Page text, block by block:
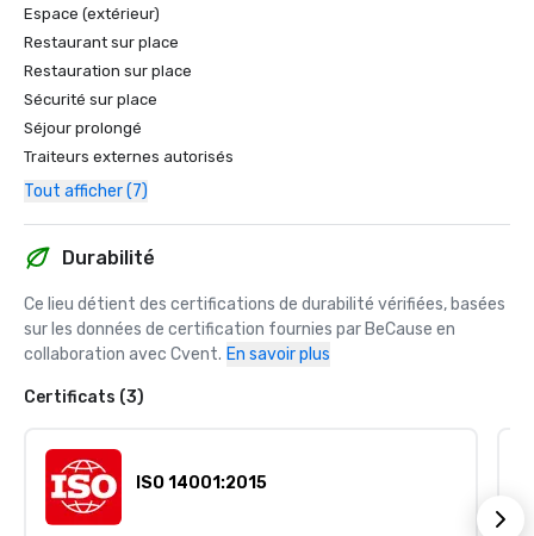
Espace (extérieur)
Restaurant sur place
Restauration sur place
Sécurité sur place
Séjour prolongé
Traiteurs externes autorisés
Tout afficher (7)
Durabilité
Ce lieu détient des certifications de durabilité vérifiées, basées
sur les données de certification fournies par BeCause en
collaboration avec Cvent. En savoir plus
Certificats (3)
ISO 14001:2015